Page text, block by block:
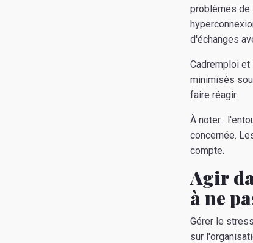
problèmes de
d'échanges
Cadremploi
minimisés
faire réagir.
À noter :
concernée.
compte.
Agir
à ne
Gérer le
sur